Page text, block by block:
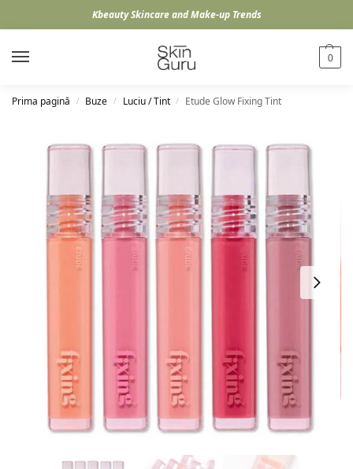
Kbeauty Skincare and Make-up Trends
0
Prima pagină / Buze / Luciu / Tint / Etude Glow Fixing Tint